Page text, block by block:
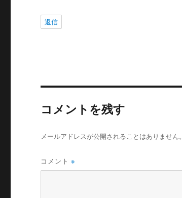
返信
コメントを残す
メールアドレスが公開されることはありません。
コメント※